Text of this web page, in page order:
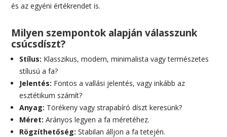
és az egyéni értékrendet is.
Milyen szempontok alapján válasszunk
csúcsdíszt?
Stílus: Klasszikus, modern, minimalista vagy természetes
stílusú a fa?
Jelentés: Fontos a vallási jelentés, vagy inkább az
esztétikum számít?
Anyag: Törékeny vagy strapabíró díszt keresünk?
Méret: Arányos legyen a fa méretéhez.
Rögzíthetőség: Stabilan álljon a fa tetején.